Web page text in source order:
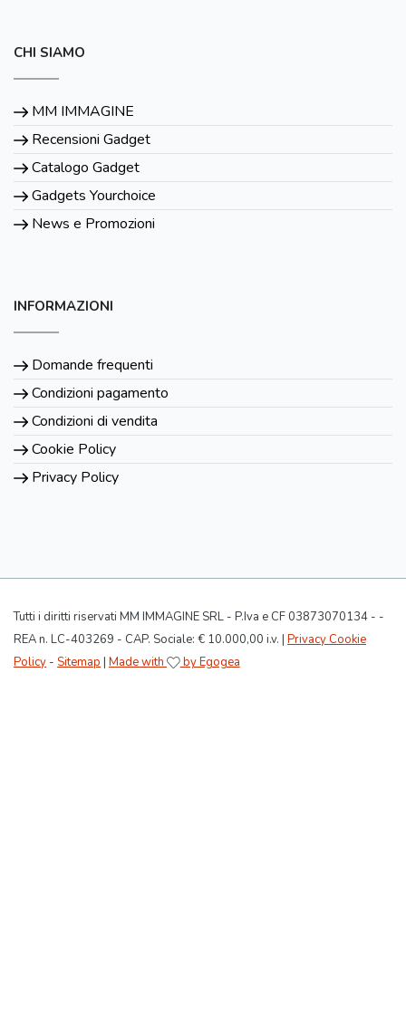
CHI SIAMO
MM IMMAGINE
Recensioni Gadget
Catalogo Gadget
Gadgets Yourchoice
News e Promozioni
INFORMAZIONI
Domande frequenti
Condizioni pagamento
Condizioni di vendita
Cookie Policy
Privacy Policy
Tutti i diritti riservati MM IMMAGINE SRL - P.Iva e CF 03873070134 - -
REA n. LC-403269 - CAP. Sociale: € 10.000,00 i.v. | Privacy Cookie
Policy - Sitemap | Made with by Egogea